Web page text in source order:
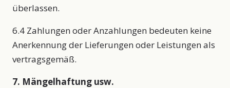
überlassen.
6.4 Zahlungen oder Anzahlungen bedeuten keine
Anerkennung der Lieferungen oder Leistungen als
vertragsgemäß.
7. Mängelhaftung usw.